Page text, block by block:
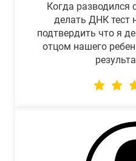
Когда
делать ДНК тест
подтвердить что я
отцом нашего